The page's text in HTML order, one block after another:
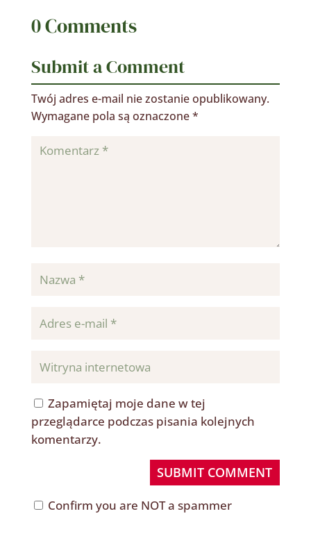
0 Comments
Submit a Comment
Twój adres e-mail nie zostanie opublikowany.
Wymagane pola są oznaczone*
Zapamiętaj moje dane w tej
przeglądarce podczas pisania kolejnych
komentarzy.
SUBMIT COMMENT
Confirm you are NOT a spammer